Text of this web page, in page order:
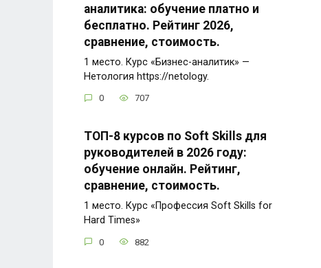
аналитика: обучение платно и
бесплатно. Рейтинг 2026,
сравнение, стоимость.
1 место. Курс «Бизнес-аналитик» —
Нетология https://netology.
0 707
ТОП-8 курсов по Soft Skills для
руководителей в 2026 году:
обучение онлайн. Рейтинг,
сравнение, стоимость.
1 место. Курс «Профессия Soft Skills for
Hard Times»
0 882